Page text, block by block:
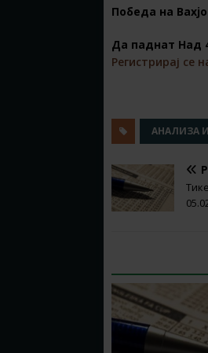
Победа на Вахјо
Да паднат Над
Регистрирај се
АНАЛИЗА